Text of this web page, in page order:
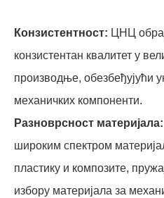
Конзистентност: ЦНЦ
конзистентан квалитет у
производње, обезбеђујући
механичких компоненти.
Разноврсност материјала:
широким спектром
пластику и композите,
избору материјала за